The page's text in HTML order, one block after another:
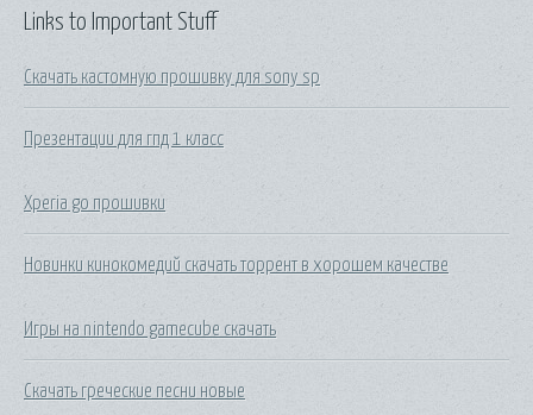
Links to Important Stuff
Скачать кастомную прошивку для sony sp
Презентации для гпд 1 класс
Xperia go прошивки
Новинки кинокомедий скачать торрент в хорошем качестве
Игры на nintendo gamecube скачать
Скачать греческие песни новые